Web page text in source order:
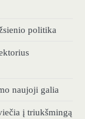
politika
naujoji galia
į triukšmingą